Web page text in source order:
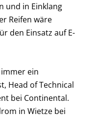
und in Einklang
Reifen wäre
den Einsatz auf E-
ein
Head of Technical
bei Continental.
in Wietze bei